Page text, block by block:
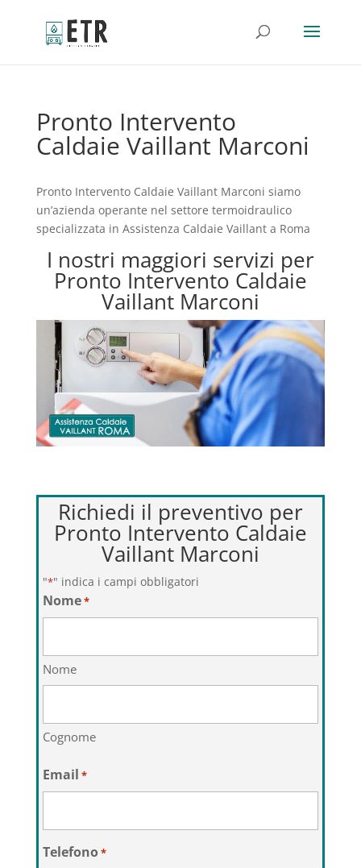
Pronto Intervento
Caldaie Vaillant Marconi
Pronto Intervento Caldaie Vaillant Marconi siamo
un’azienda operante nel settore termoidraulico
specializzata in Assistenza Caldaie Vaillant a Roma
I nostri maggiori servizi per
Pronto Intervento Caldaie
Vaillant Marconi
Richiedi il preventivo per
Pronto Intervento Caldaie
Vaillant Marconi
"*" indica i campi obbligatori
Nome*
Nome
Cognome
Email *
Telefono*